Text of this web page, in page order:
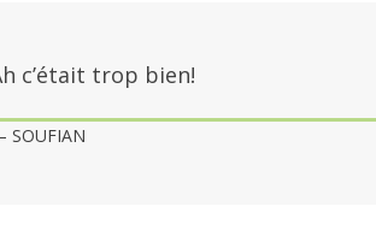
c’était trop bien!
SOUFIAN